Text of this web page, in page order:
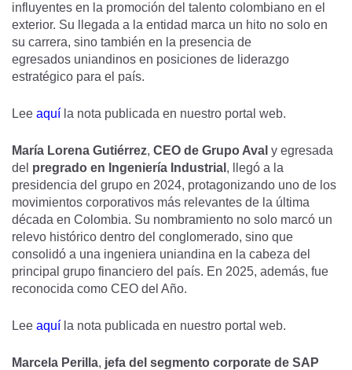
influyentes en la promoción del talento colombiano en el
exterior. Su llegada a la entidad marca un hito no solo en
su carrera, sino también en la presencia de
egresados uniandinos en posiciones de liderazgo
estratégico para el país.
Lee aquí la nota publicada en nuestro portal web.
María Lorena Gutiérrez, CEO de Grupo Aval y egresada
del pregrado en Ingeniería Industrial , llegó a la
presidencia del grupo en 2024, protagonizando uno de los
movimientos corporativos más relevantes de la última
década en Colombia. Su nombramiento no solo marcó un
relevo histórico dentro del conglomerado, sino que
consolidó a una ingeniera uniandina en la cabeza del
principal grupo financiero del país. En 2025, además, fue
reconocida como CEO del Año.
Lee aquí la nota publicada en nuestro portal web.
Marcela Perilla, jefa del segmento corporate de SAP